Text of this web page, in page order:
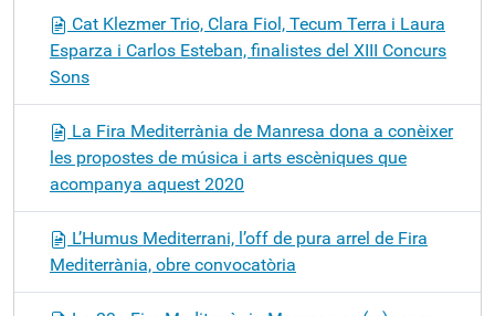
Cat Klezmer Trio, Clara Fiol, Tecum Terra i Laura
Esparza i Carlos Esteban, finalistes del XIII Concurs
Sons
La Fira Mediterrània de Manresa dona a conèixer
les propostes de música i arts escèniques que
acompanya aquest 2020
L’Humus Mediterrani, l’off de pura arrel de Fira
Mediterrània, obre convocatòria